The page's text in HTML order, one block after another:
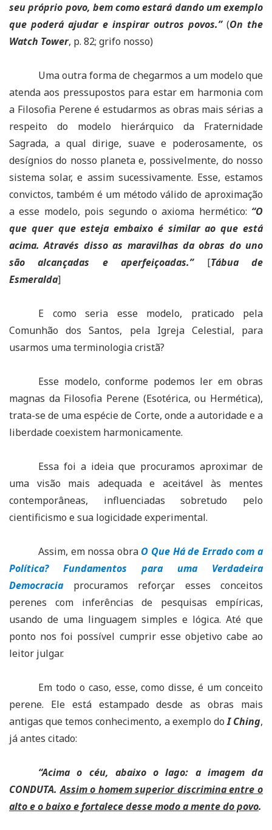
seu próprio povo, bem como estará dando um exemplo
que poderá ajudar e inspirar outros povos.” (On the
Watch Tower, p. 82; grifo nosso)
Uma outra forma de chegarmos a um modelo que
atenda aos pressupostos para estar em harmonia com
a Filosofia Perene é estudarmos as obras mais sérias a
respeito do modelo hierárquico da Fraternidade
Sagrada, a qual dirige, suave e poderosamente, os
desígnios do nosso planeta e, possivelmente, do nosso
sistema solar, e assim sucessivamente. Esse, estamos
convictos, também é um método válido de aproximação
a esse modelo, pois segundo o axioma hermético: “O
que quer que esteja embaixo é similar ao que está
acima. Através disso as maravilhas da obras do uno
são alcançadas e aperfeiçoadas.”[Tábua de
Esmeralda]
E como seria esse modelo, praticado pela
Comunhão dos Santos, pela Igreja Celestial, para
usarmos uma terminologia cristã?
Esse modelo, conforme podemos ler em obras
magnas da Filosofia Perene (Esotérica, ou Hermética),
trata-se de uma espécie de Corte, onde a autoridade e a
liberdade coexistem harmonicamente.
Essa foi a ideia que procuramos aproximar de
uma visão mais adequada e aceitável às mentes
contemporâneas, influenciadas sobretudo pelo
cientificismo e sua logicidade experimental.
Assim, em nossa obra O Que Há de Errado com a
Política? Fundamentos para uma Verdadeira
Democraciaprocuramos reforçar esses conceitos
perenes com inferências de pesquisas empíricas,
usando de uma linguagem simples e lógica. Até que
ponto nos foi possível cumprir esse objetivo cabe ao
leitor julgar.
Em todo o caso, esse, como disse, é um conceito
perene. Ele está estampado desde as obras mais
antigas que temos conhecimento, a exemplo doI Ching,
já antes citado:
“Acima o céu, abaixo o lago: a imagem da
CONDUTA.Assim o homem superior discrimina entre o
alto e o baixo e fortalece desse modo a mente do povo.